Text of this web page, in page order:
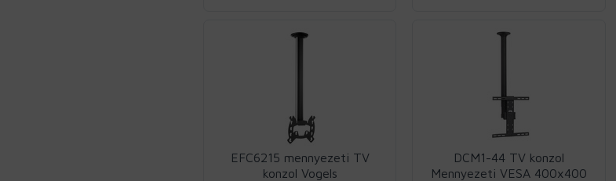
EFC6215 mennyezeti TV
konzol Vogels
DCM1-44 TV konzol
Mennyezeti VESA 400x400